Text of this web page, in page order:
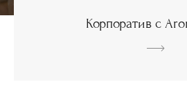
Корпоратив с